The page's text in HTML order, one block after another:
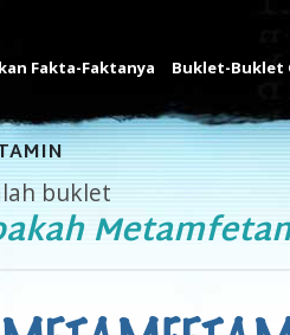
Fakta-Faktanya Buklet-Buklet
buklet